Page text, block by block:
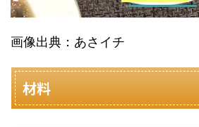
画像出典：あさイチ
材料